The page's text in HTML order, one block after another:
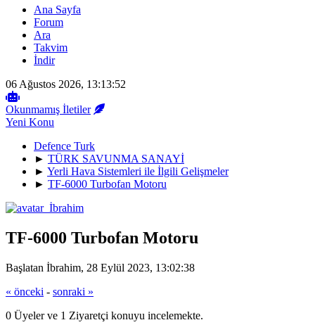
Ana Sayfa
Forum
Ara
Takvim
İndir
06 Ağustos 2026, 13:13:52
Okunmamış İletiler
Yeni Konu
Defence Turk
► TÜRK SAVUNMA SANAYİ
► Yerli Hava Sistemleri ile İlgili Gelişmeler
► TF-6000 Turbofan Motoru
TF-6000 Turbofan Motoru
Başlatan İbrahim, 28 Eylül 2023, 13:02:38
« önceki - sonraki »
0 Üyeler ve 1 Ziyaretçi konuyu incelemekte.